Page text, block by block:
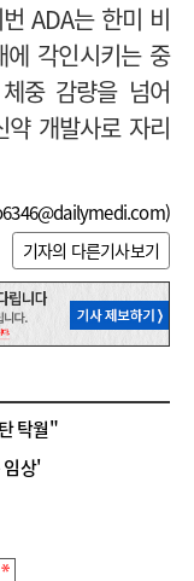
ADA는 한미 비
각인시키는 중
중 감량을 넘어
약 개발사로 자리
)
기자의 다른기사보기
탁월"
상'